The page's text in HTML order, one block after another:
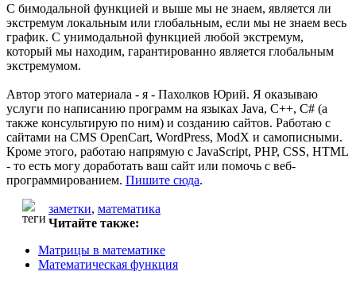
С бимодальной функцией и выше мы не знаем, является ли
экстремум локальным или глобальным, если мы не знаем весь
график. С унимодальной функцией любой экстремум,
который мы находим, гарантированно является глобальным
экстремумом.
Автор этого материала - я - Пахолков Юрий. Я оказываю
услуги по написанию программ на языках Java, C++, C# (а
также консультирую по ним) и созданию сайтов. Работаю с
сайтами на CMS OpenCart, WordPress, ModX и самописными.
Кроме этого, работаю напрямую с JavaScript, PHP, CSS, HTML
- то есть могу доработать ваш сайт или помочь с веб-
программированием. Пишите сюда.
заметки, математика
Читайте также:
Матрицы в математике
Математическая функция